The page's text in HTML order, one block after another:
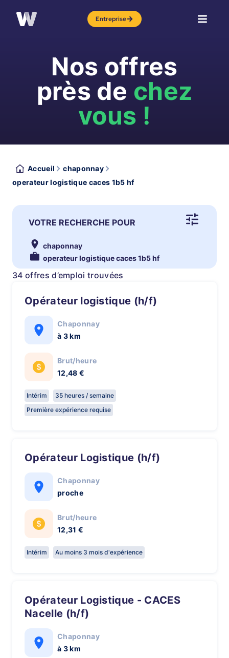
Entreprise
Nos offres
près de chez
vous !
Accueil
chaponnay
operateur logistique caces 1b5 hf
VOTRE RECHERCHE POUR
chaponnay
operateur logistique caces 1b5 hf
34 offres d’emploi trouvées
Opérateur logistique (h/f)
Chaponnay
à 3 km
Brut/heure
12,48 €
Intérim
35 heures / semaine
Première expérience requise
Opérateur Logistique (h/f)
Chaponnay
proche
Brut/heure
12,31 €
Intérim Au moins 3 mois d'expérience
Opérateur Logistique - CACES
Nacelle (h/f)
Chaponnay
à 3 km